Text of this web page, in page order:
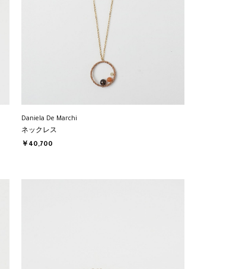
Daniela De Marchi
ネックレス
￥40,700